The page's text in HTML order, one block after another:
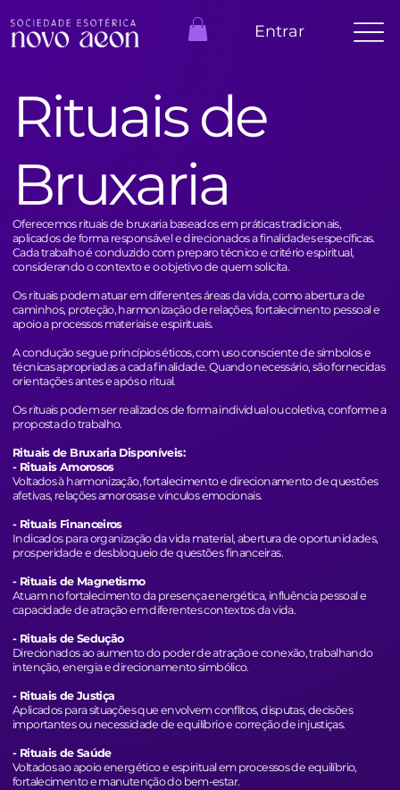
Entrar
Rituais de
Bruxaria
Oferecemos rituais de bruxaria baseados em práticas tradicionais,
aplicados de forma responsável e direcionados a finalidades específicas.
Cada trabalho é conduzido com preparo técnico e critério espiritual,
considerando o contexto e o objetivo de quem solicita.
Os rituais podem atuar em diferentes áreas da vida, como abertura de
caminhos, proteção, harmonização de relações, fortalecimento pessoal e
apoio a processos materiais e espirituais.
A condução segue princípios éticos, com uso consciente de símbolos e
técnicas apropriadas a cada finalidade. Quando necessário, são fornecidas
orientações antes e após o ritual.
Os rituais podem ser realizados de forma individual ou coletiva, conforme a
proposta do trabalho.
Rituais de Bruxaria Disponíveis:
- Rituais Amorosos
Voltados à harmonização, fortalecimento e direcionamento de questões
afetivas, relações amorosas e vínculos emocionais.
- Rituais Financeiros
Indicados para organização da vida material, abertura de oportunidades,
prosperidade e desbloqueio de questões financeiras.
- Rituais de Magnetismo
Atuam no fortalecimento da presença energética, influência pessoal e
capacidade de atração em diferentes contextos da vida.
- Rituais de Sedução
Direcionados ao aumento do poder de atração e conexão, trabalhando
intenção, energia e direcionamento simbólico.
- Rituais de Justiça
Aplicados para situações que envolvem conflitos, disputas, decisões
importantes ou necessidade de equilíbrio e correção de injustiças.
- Rituais de Saúde
Voltados ao apoio energético e espiritual em processos de equilíbrio,
fortalecimento e manutenção do bem-estar.